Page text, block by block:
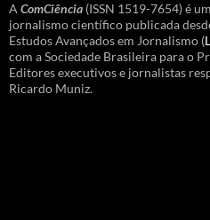
A ComCiência (ISSN 1519-7654) é
jornalismo científico publicada
Estudos Avançados em Jornalismo (
com a Sociedade Brasileira para o
Editores executivos e jornalistas
Ricardo Muniz.